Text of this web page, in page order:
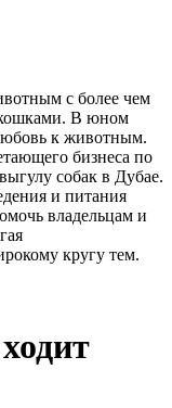
с более чем
В юном
к животным.
бизнеса по
собак в Дубае.
и питания
владельцам и
кругу тем.